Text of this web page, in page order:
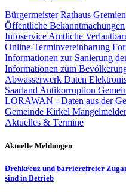
BürgermeisterRathaus Gremien
Öffentliche Bekanntmachungen
Infoservice Amtliche
Online-Terminvereinbarung
Informationen zur Sanierung
Informationen zum
Abwasserwerk Daten
Saarland Antikorruption
LORAWAN - Daten aus der
Gemeinde Kirkel Mängelmelder
Aktuelles & Termine
Aktuelle Meldungen
Drehkreuz und barrierefreier
sind in Betrieb